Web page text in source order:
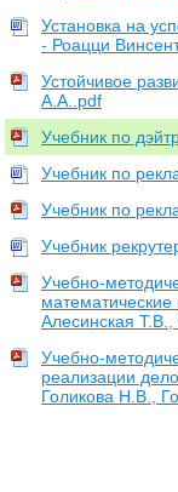
Установка на
- Роацци
Устойчивое
А.А..pdf
Учебник по
Учебник по
Учебник по
Учебник
Учебно-
Алесинская
Учебно-
реализации
Голикова Н.В.,